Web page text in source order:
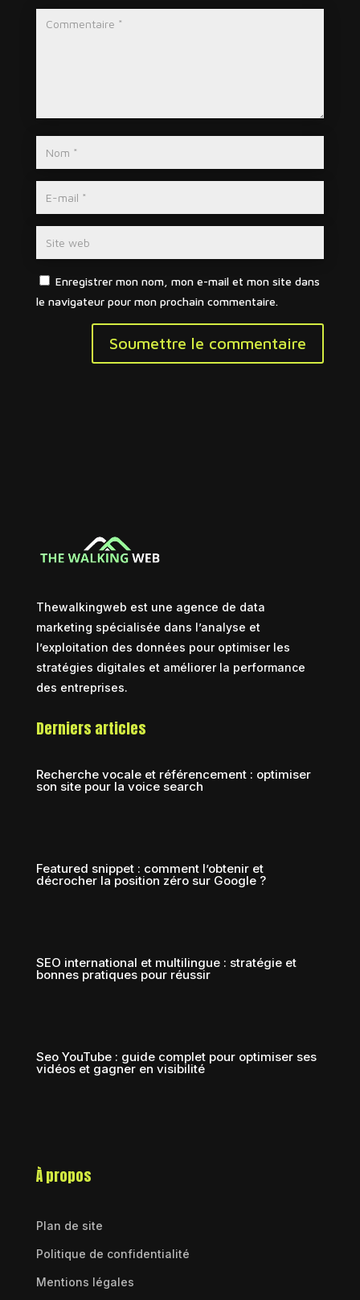
Enregistrer mon nom, mon e-mail et mon site dans
le navigateur pour mon prochain commentaire.
Soumettre le commentaire
Thewalkingweb est une agence de data
marketing spécialisée dans l’analyse et
l’exploitation des données pour optimiser les
stratégies digitales et améliorer la performance
des entreprises.
Derniers articles
Recherche vocale et référencement : optimiser
son site pour la voice search
Featured snippet : comment l’obtenir et
décrocher la position zéro sur Google ?
SEO international et multilingue : stratégie et
bonnes pratiques pour réussir
Seo YouTube : guide complet pour optimiser ses
vidéos et gagner en visibilité
À propos
Plan de site
Politique de confidentialité
Mentions légales